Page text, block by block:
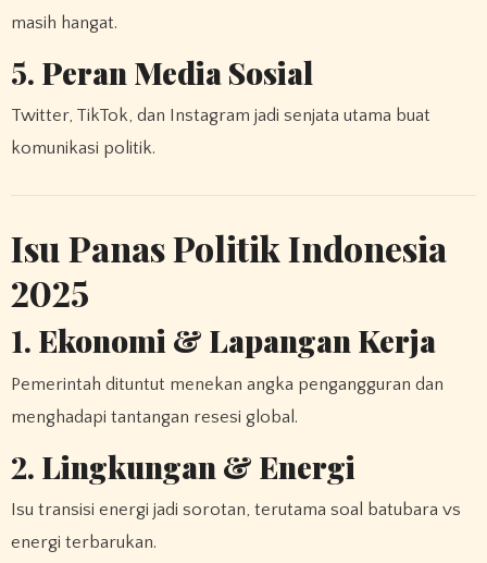
masih hangat.
5. Peran Media Sosial
Twitter, TikTok, dan Instagram jadi senjata utama buat
komunikasi politik.
Isu Panas Politik Indonesia
2025
1. Ekonomi & Lapangan Kerja
Pemerintah dituntut menekan angka pengangguran dan
menghadapi tantangan resesi global.
2. Lingkungan & Energi
Isu transisi energi jadi sorotan, terutama soal batubara vs
energi terbarukan.